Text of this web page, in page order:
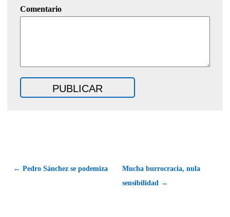
Comentario
← Pedro Sánchez se podemiza
Mucha burrocracia, nula
sensibilidad →